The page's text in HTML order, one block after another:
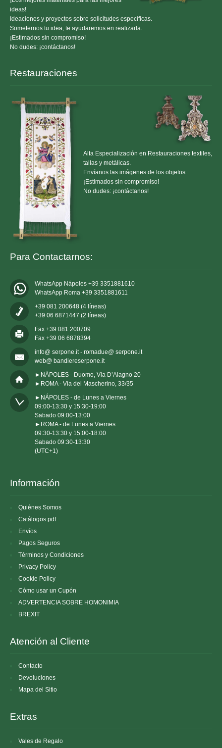
ideas!
Ideaciones y proyectos sobre solicitudes específicas.
Someternos tu idea, te ayudaremos en realizarla.
¡Estimados sin compromiso!
No dudes: ¡contáctanos!
Restauraciones
Alta Especialización en Restauraciones textiles,
tallas y metálicas.
Envíanos las imágenes de los objetos
¡Estimados sin compromiso!
No dudes: ¡contáctanos!
Para Contactarnos:
WhatsApp Nápoles +39 3351881610
WhatsApp Roma +39 3351881611
+39 081 200648 (4 líneas)
+39 06 6871447 (2 líneas)
Fax +39 081 200709
Fax +39 06 6878394
info@ serpone.it - romadue@ serpone.it
web@ bandiereserpone.it
►NÁPOLES - Duomo, Via D’Alagno 20
►ROMA - Via del Mascherino, 33/35
►NÁPOLES - de Lunes a Viernes
09:00-13:30 y 15:30-19:00
Sabado 09:00-13:00
►ROMA - de Lunes a Viernes
09:30-13:30 y 15:00-18:00
Sabado 09:30-13:30
(UTC+1)
Información
Quiénes Somos
Catálogos pdf
Envíos
Pagos Seguros
Términos y Condiciones
Privacy Policy
Cookie Policy
Cómo usar un Cupón
ADVERTENCIA SOBRE HOMONIMIA
BREXIT
Atención al Cliente
Contacto
Devoluciones
Mapa del Sitio
Extras
Vales de Regalo